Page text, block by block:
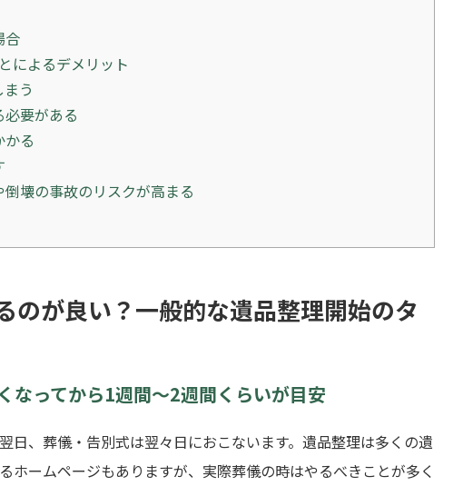
合
によるデメリット
う
要がある
る
壊の事故のリスクが高まる
のが良い？一般的な遺品整理開始のタ
なってから1週間〜2週間くらいが目安
日、葬儀・告別式は翌々日におこないます。遺品整理は多くの遺
ホームページもありますが、実際葬儀の時はやるべきことが多く